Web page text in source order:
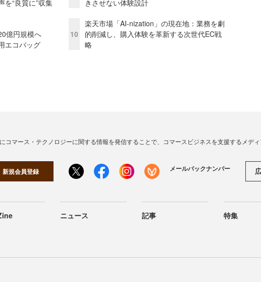
を“良質に”収集
億円規模へ
エコバッグ
きさせない体験設計
10
楽天市場「AI-nization」の現在地：業務を劇
的削減し、購入体験を革新する次世代EC戦
略
コマース・テクノロジーに関する情報を発信することで、コマースビジネスを支援するメディ
新規会員登録 メールバックナンバー
ニュース 記事 特集